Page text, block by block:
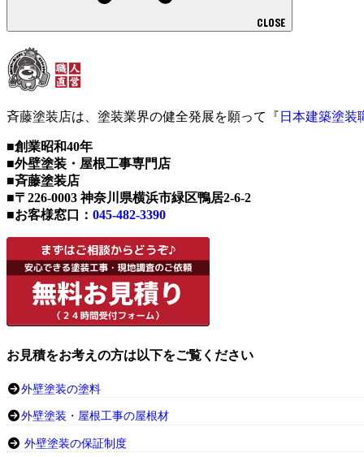
CLOSE
斉藤塗装店は、塗装業界の健全発展を願って『 日本建築塗装
■創業昭和40年
■外壁塗装・屋根工事専門店
■斉藤塗装店
■〒226-0003 神奈川県横浜市緑区鴨居2-6-2
■お客様窓口： 045-482-3390
お見積をお考えの方は以下をご覧ください
外壁塗装の塗料
外壁塗装・屋根工事の屋根材
外壁塗装の保証制度